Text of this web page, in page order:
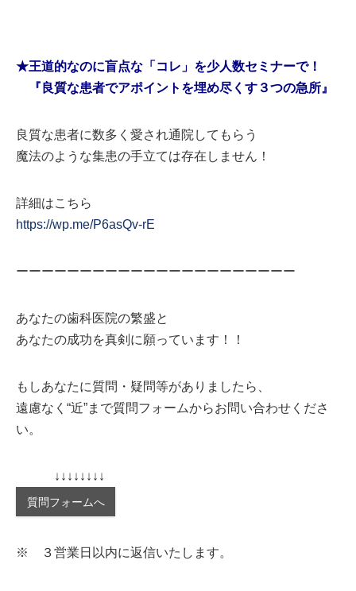
★王道的なのに盲点な「コレ」を少人数セミナーで！
『良質な患者でアポイントを埋め尽くす３つの急所』
良質な患者に数多く愛され通院してもらう
魔法のような集患の手立ては存在しません！
詳細はこちら
https://wp.me/P6asQv-rE
ーーーーーーーーーーーーーーーーーーーーーー
あなたの歯科医院の繁盛と
あなたの成功を真剣に願っています！！
もしあなたに質問・疑問等がありましたら、
遠慮なく“近”まで質問フォームからお問い合わせくださ
い。
↓↓↓↓↓↓↓↓
質問フォームへ
※ ３営業日以内に返信いたします。